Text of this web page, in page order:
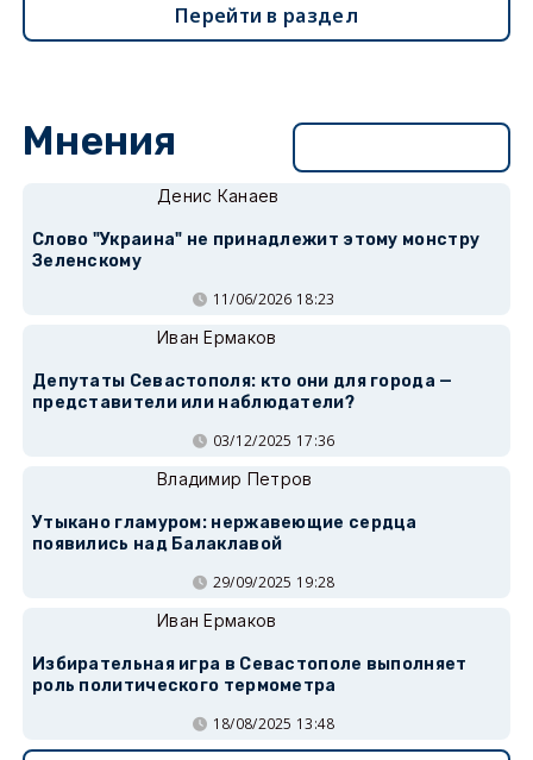
Перейти в раздел
Мнения
Денис Канаев
Слово "Украина" не принадлежит этому монстру
Зеленскому
11/06/2026 18:23
Иван Ермаков
Депутаты Севастополя: кто они для города —
представители или наблюдатели?
03/12/2025 17:36
Владимир Петров
Утыкано гламуром: нержавеющие сердца
появились над Балаклавой
29/09/2025 19:28
Иван Ермаков
Избирательная игра в Севастополе выполняет
роль политического термометра
18/08/2025 13:48